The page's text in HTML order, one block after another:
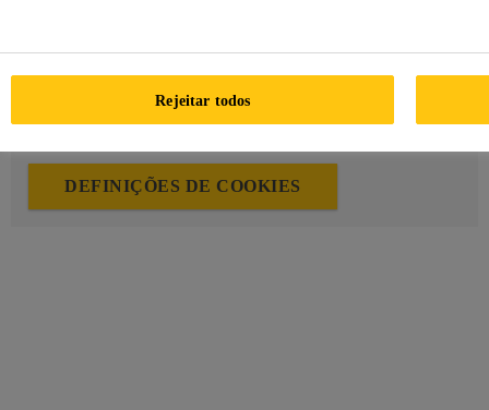
Para que esse conteúdo seja exibido, você precisa aceitar todos
os cookies nas configurações de cookies e confirmar sua
DEFINIÇÕES DE COOKIES
Rejeitar todos